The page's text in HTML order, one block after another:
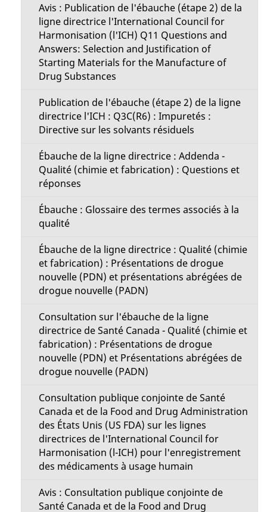
Avis : Publication de l'ébauche (étape 2) de la
ligne directrice l'International Council for
Harmonisation (l'ICH) Q11 Questions and
Answers: Selection and Justification of
Starting Materials for the Manufacture of
Drug Substances
Publication de l'ébauche (étape 2) de la ligne
directrice l'ICH : Q3C(R6) : Impuretés :
Directive sur les solvants résiduels
Ébauche de la ligne directrice : Addenda -
Qualité (chimie et fabrication) : Questions et
réponses
Ébauche : Glossaire des termes associés à la
qualité
Ébauche de la ligne directrice : Qualité (chimie
et fabrication) : Présentations de drogue
nouvelle (PDN) et présentations abrégées de
drogue nouvelle (PADN)
Consultation sur l'ébauche de la ligne
directrice de Santé Canada - Qualité (chimie et
fabrication) : Présentations de drogue
nouvelle (PDN) et Présentations abrégées de
drogue nouvelle (PADN)
Consultation publique conjointe de Santé
Canada et de la Food and Drug Administration
des États Unis (US FDA) sur les lignes
directrices de l'International Council for
Harmonisation (l-ICH) pour l'enregistrement
des médicaments à usage humain
Avis : Consultation publique conjointe de
Santé Canada et de la Food and Drug